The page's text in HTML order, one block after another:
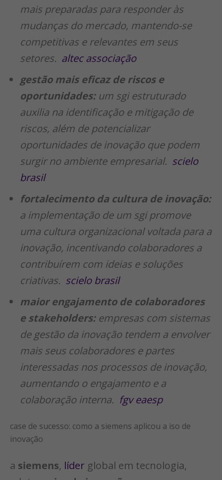
mais preparadas para responder às
mudanças do mercado, mantendo-se
competitivas e relevantes em seus
setores. altec associação
gestão mais eficaz de riscos e
oportunidades:um sgi estruturado
auxilia na identificação e mitigação de
riscos, além de potencializar
oportunidades de inovação que podem
surgir no ambiente empresarial. scielo
brasil
fortalecimento da cultura de inovação:
a implementação de um sgi promove
uma cultura organizacional voltada para a
inovação, incentivando colaboradores a
contribuírem com ideias e soluções
criativas. scielo brasil
maior engajamento de colaboradores
e stakeholders:empresas com sistemas
de gestão da inovação tendem a envolver
mais seus colaboradores e partes
interessadas nos processos de inovação,
aumentando o engajamento e a
colaboração interna. fgv eaesp
case de sucesso: como a siemens aplicou a iso de
inovação
a siemens, líder global em tecnologia,